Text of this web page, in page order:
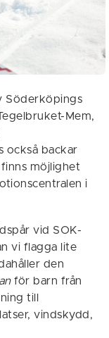
Söderköpings
Mem,
också backar
möjlighet
i
vid SOK-
vi flagga lite
den
för barn från
till
vindskydd,